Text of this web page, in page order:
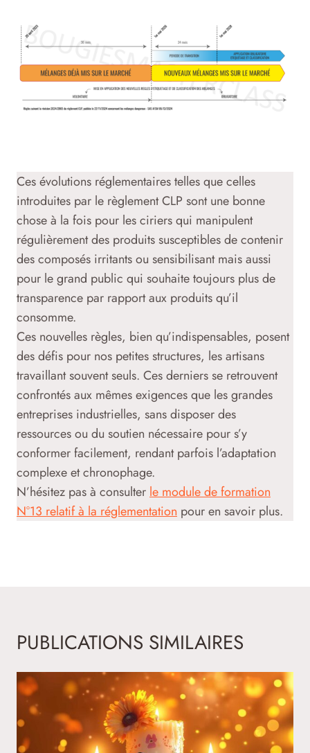
Ces évolutions réglementaires telles que celles
introduites par le règlement CLP sont une bonne
chose à la fois pour les ciriers qui manipulent
régulièrement des produits susceptibles de contenir
des composés irritants ou sensibilisant mais aussi
pour le grand public qui souhaite toujours plus de
transparence par rapport aux produits qu’il
consomme.
Ces nouvelles règles, bien qu’indispensables, posent
des défis pour nos petites structures, les artisans
travaillant souvent seuls. Ces derniers se retrouvent
confrontés aux mêmes exigences que les grandes
entreprises industrielles, sans disposer des
ressources ou du soutien nécessaire pour s’y
conformer facilement, rendant parfois l’adaptation
complexe et chronophage.
N’hésitez pas à consulterle module de formation
N°13 relatif à la réglementation pour en savoir plus.
PUBLICATIONS SIMILAIRES